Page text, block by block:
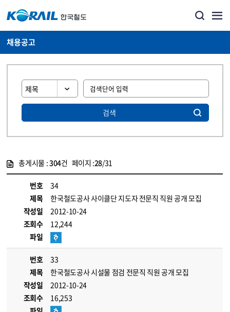
채용공고
검색
총게시물 :304건 페이지 :28/31
번호
34
제목
한국철도공사 사이클단 지도자 전문직 직원 공개 모집
작성일
2012-10-24
조회수
12,244
파일
번호
33
제목
한국철도공사 시설물 점검 전문직 직원 공개 모집
작성일
2012-10-24
조회수
16,253